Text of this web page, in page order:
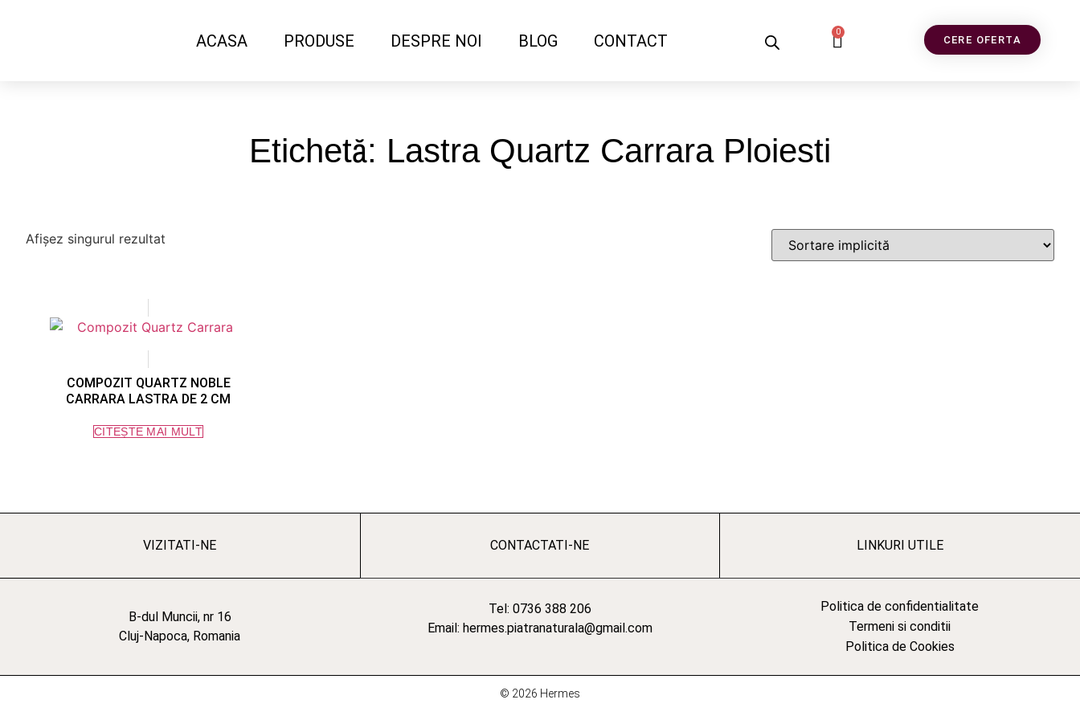
ACASA PRODUSE DESPRE NOI BLOG CONTACT 0
CERE OFERTA
Etichetă: Lastra Quartz Carrara Ploiesti
Afișez singurul rezultat
COMPOZIT QUARTZ NOBLE
CARRARA LASTRA DE 2 CM
CITEȘTE MAI MULT
VIZITATI-NE
B-dul Muncii, nr 16
Cluj-Napoca, Romania
CONTACTATI-NE
Tel: 0736 388 206
Email: hermes.piatranaturala@gmail.com
LINKURI UTILE
Politica de confidentialitate
Termeni si conditii
Politica de Cookies
© 2026 Hermes